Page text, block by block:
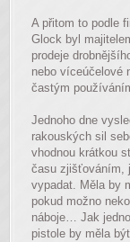
A přitom to podle
Glock byl
prodeje
nebo víceúčelové
častým
Jednoho dne
rakouských sil
vhodnou krátkou
času zjišťováním,
vypadat. Měla by
pokud možno
náboje… Jak
pistole by měla